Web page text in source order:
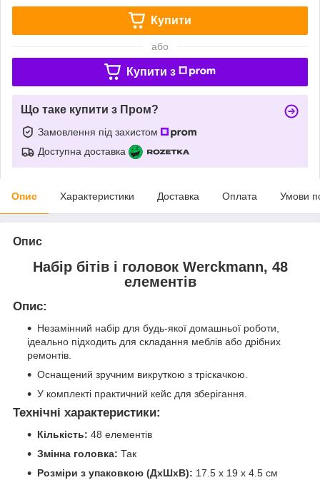
Купити
або
Купити з
Що таке купити з Пром?
Замовлення під захистом
Доступна доставка
Опис Характеристики Доставка Оплата Умови
Опис
Набір бітів і головок Werckmann, 48
елементів
Опис:
Незамінний набір для будь-якої домашньої роботи,
ідеально підходить для складання меблів або дрібних
ремонтів.
Оснащений зручним викруткою з тріскачкою.
У комплекті практичний кейс для зберігання.
Технічні характеристики:
Кількість: 48 елементів
Змінна головка: Так
Розміри з упаковкою (ДхШхВ): 17.5 х 19 х 4.5 см